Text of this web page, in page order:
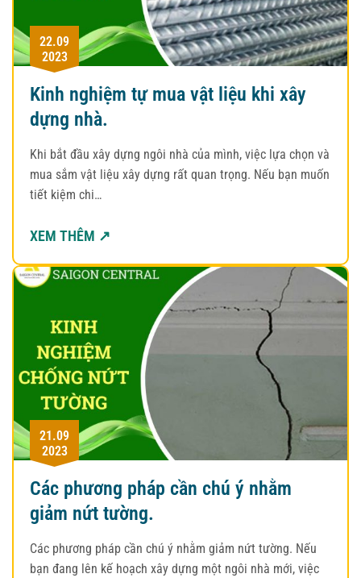
22.09
2023
Kinh nghiệm tự mua vật liệu khi xây
dựng nhà.
Khi bắt đầu xây dựng ngôi nhà của mình, việc lựa chọn và
mua sắm vật liệu xây dựng rất quan trọng. Nếu bạn muốn
tiết kiệm chi…
XEM THÊM ↗
21.09
2023
Các phương pháp cần chú ý nhằm
giảm nứt tường.
Các phương pháp cần chú ý nhằm giảm nứt tường. Nếu
bạn đang lên kế hoạch xây dựng một ngôi nhà mới, việc